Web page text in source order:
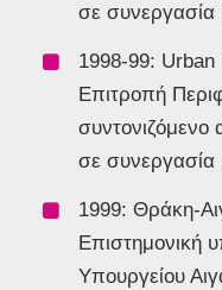
σε συνεργασία
1998-99:
Επιτροπή
σε συνεργασία
1999: Θράκη-
Επιστημονική
Υπουργείου